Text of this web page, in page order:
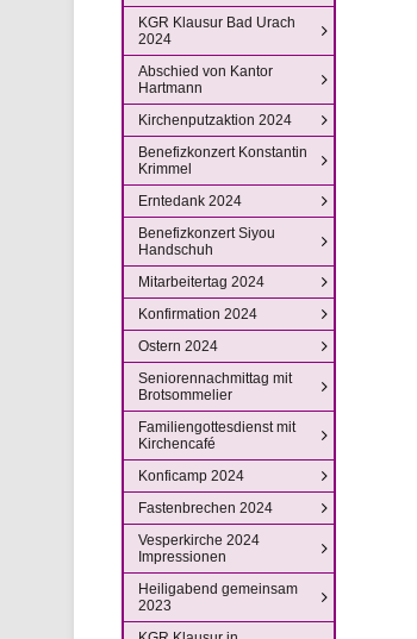
KGR Klausur Bad Urach
2024
Abschied von Kantor
Hartmann
Kirchenputzaktion 2024
Benefizkonzert Konstantin
Krimmel
Erntedank 2024
Benefizkonzert Siyou
Handschuh
Mitarbeitertag 2024
Konfirmation 2024
Ostern 2024
Seniorennachmittag mit
Brotsommelier
Familiengottesdienst mit
Kirchencafé
Konficamp 2024
Fastenbrechen 2024
Vesperkirche 2024
Impressionen
Heiligabend gemeinsam
2023